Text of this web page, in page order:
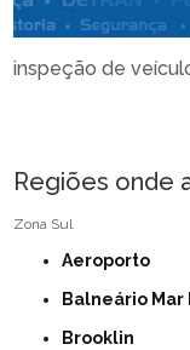
inspeção de
Regiões onde
Zona Sul
Aeroporto
Balneário
Brooklin